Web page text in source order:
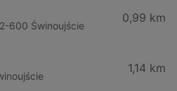
600 Świnoujście
0,99 km
1,14 km